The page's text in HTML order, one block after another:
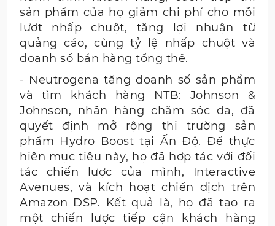
sản phẩm của họ giảm chi phí cho mỗi
lượt nhấp chuột, tăng lợi nhuận từ
quảng cáo, cùng tỷ lệ nhấp chuột và
doanh số bán hàng tổng thể.
- Neutrogena tăng doanh số sản phẩm
và tìm khách hàng NTB: Johnson &
Johnson, nhãn hàng chăm sóc da, đã
quyết định mở rộng thị trường sản
phẩm Hydro Boost tại Ấn Độ. Để thực
hiện mục tiêu này, họ đã hợp tác với đối
tác chiến lược của mình, Interactive
Avenues, và kích hoạt chiến dịch trên
Amazon DSP. Kết quả là, họ đã tạo ra
một chiến lược tiếp cận khách hàng